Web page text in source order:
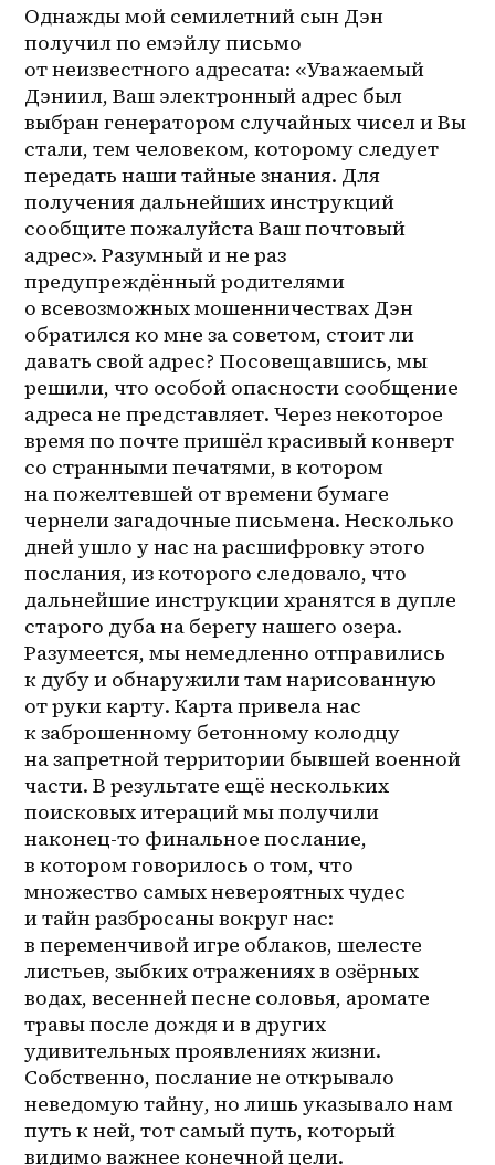
Однажды мой семилетний сын Дэн
получил по емэйлу письмо
от неизвестного адресата: «Уважаемый
Дэниил, Ваш электронный адрес был
выбран генератором случайных чисел и Вы
стали, тем человеком, которому следует
передать наши тайные знания. Для
получения дальнейших инструкций
сообщите пожалуйста Ваш почтовый
адрес». Разумный и не раз
предупреждённый родителями
о всевозможных мошенничествах Дэн
обратился ко мне за советом, стоит ли
давать свой адрес? Посовещавшись, мы
решили, что особой опасности сообщение
адреса не представляет. Через некоторое
время по почте пришёл красивый конверт
со странными печатями, в котором
на пожелтевшей от времени бумаге
чернели загадочные письмена. Несколько
дней ушло у нас на расшифровку этого
послания, из которого следовало, что
дальнейшие инструкции хранятся в дупле
старого дуба на берегу нашего озера.
Разумеется, мы немедленно отправились
к дубу и обнаружили там нарисованную
от руки карту. Карта привела нас
к заброшенному бетонному колодцу
на запретной территории бывшей военной
части. В результате ещё нескольких
поисковых итераций мы получили
наконец-то финальное послание,
в котором говорилось о том, что
множество самых невероятных чудес
и тайн разбросаны вокруг нас:
в переменчивой игре облаков, шелесте
листьев, зыбких отражениях в озёрных
водах, весенней песне соловья, аромате
травы после дождя и в других
удивительных проявлениях жизни.
Собственно, послание не открывало
неведомую тайну, но лишь указывало нам
путь к ней, тот самый путь, который
видимо важнее конечной цели.